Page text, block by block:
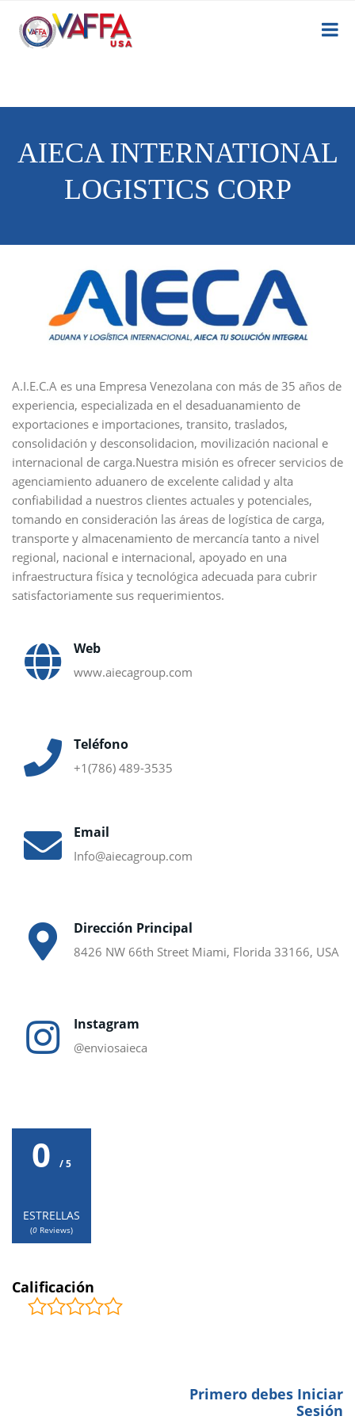
AIECA INTERNATIONAL
LOGISTICS CORP
A.I.E.C.A es una Empresa Venezolana con más de 35 años de
experiencia, especializada en el desaduanamiento de
exportaciones e importaciones, transito, traslados,
consolidación y desconsolidacion, movilización nacional e
internacional de carga.Nuestra misión es ofrecer servicios de
agenciamiento aduanero de excelente calidad y alta
confiabilidad a nuestros clientes actuales y potenciales,
tomando en consideración las áreas de logística de carga,
transporte y almacenamiento de mercancía tanto a nivel
regional, nacional e internacional, apoyado en una
infraestructura física y tecnológica adecuada para cubrir
satisfactoriamente sus requerimientos.
Web
www.aiecagroup.com
Teléfono
+1(786) 489-3535
Email
Info@aiecagroup.com
Dirección Principal
8426 NW 66th Street Miami, Florida 33166, USA
Instagram
@enviosaieca
0 / 5
ESTRELLAS
(0 Reviews)
Calificación
Primero debes Iniciar
Sesión